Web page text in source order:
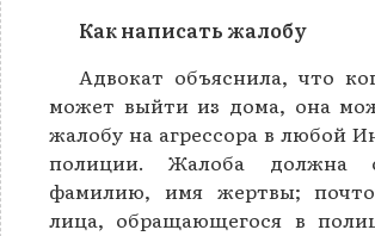
Как написать жалобу
Адвокат объяснила, что
может выйти из дома, она
жалобу на агрессора в любой
полиции. Жалоба должна
фамилию, имя жертвы;
лица, обращающегося в